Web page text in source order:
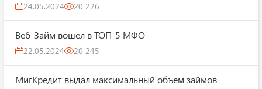
24.05.2024 20 226
Веб-Займ вошел в ТОП-5 МФО
22.05.2024 20 245
МигКредит выдал максимальный объем займов